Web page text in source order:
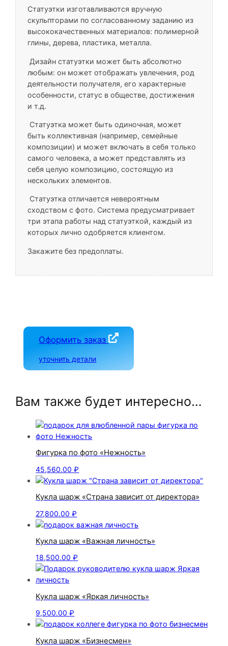
Статуэтки изготавливаются вручную
скульпторами по согласованному заданию из
высококачественных материалов: полимерной
глины, дерева, пластика, металла.
Дизайн статуэтки может быть абсолютно
любым: он может отображать увлечения, род
деятельности получателя, его характерные
особенности, статус в обществе, достижения
и т.д.
Статуэтка может быть одиночная, может
быть коллективная (например, семейные
композиции) и может включать в себя только
самого человека, а может представлять из
себя целую композицию, состоящую из
нескольких элементов.
Статуэтка отличается невероятным
сходством с фото. Система предусматривает
три этапа работы над статуэткой, каждый из
которых лично одобряется клиентом.
Закажите без предоплаты.
Оформить заказ
уточнить детали
Вам также будет интересно…
Фигурка по фото «Нежность»
45,560.00₽
Кукла шарж «Страна зависит от директора»
27,800.00₽
Кукла шарж «Важная личность»
18,500.00₽
Кукла шарж «Яркая личность»
9,500.00₽
Кукла шарж «Бизнесмен»